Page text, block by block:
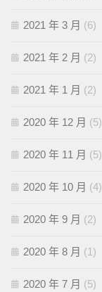
2021 年 3 月 (6)
2021 年 2 月 (2)
2021 年 1 月 (2)
2020 年 12 月 (5)
2020 年 11 月 (5)
2020 年 10 月 (4)
2020 年 9 月 (2)
2020 年 8 月 (1)
2020 年 7 月 (5)